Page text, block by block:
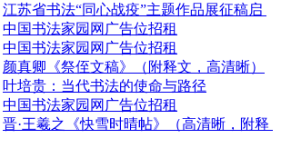
江苏省书法“同心战疫”主题作品展征稿启
中国书法家园网广告位招租
中国书法家园网广告位招租
颜真卿《祭侄文稿》（附释文，高清晰）
叶培贵：当代书法的使命与路径
中国书法家园网广告位招租
晋·王羲之《快雪时晴帖》（高清晰，附释